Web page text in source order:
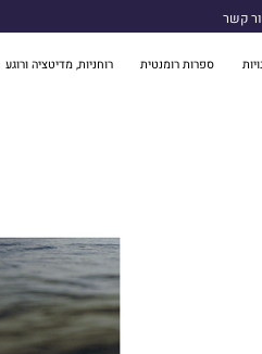
קשר
ספרות רומנטית רוחניות, מדיטציה ורוגע